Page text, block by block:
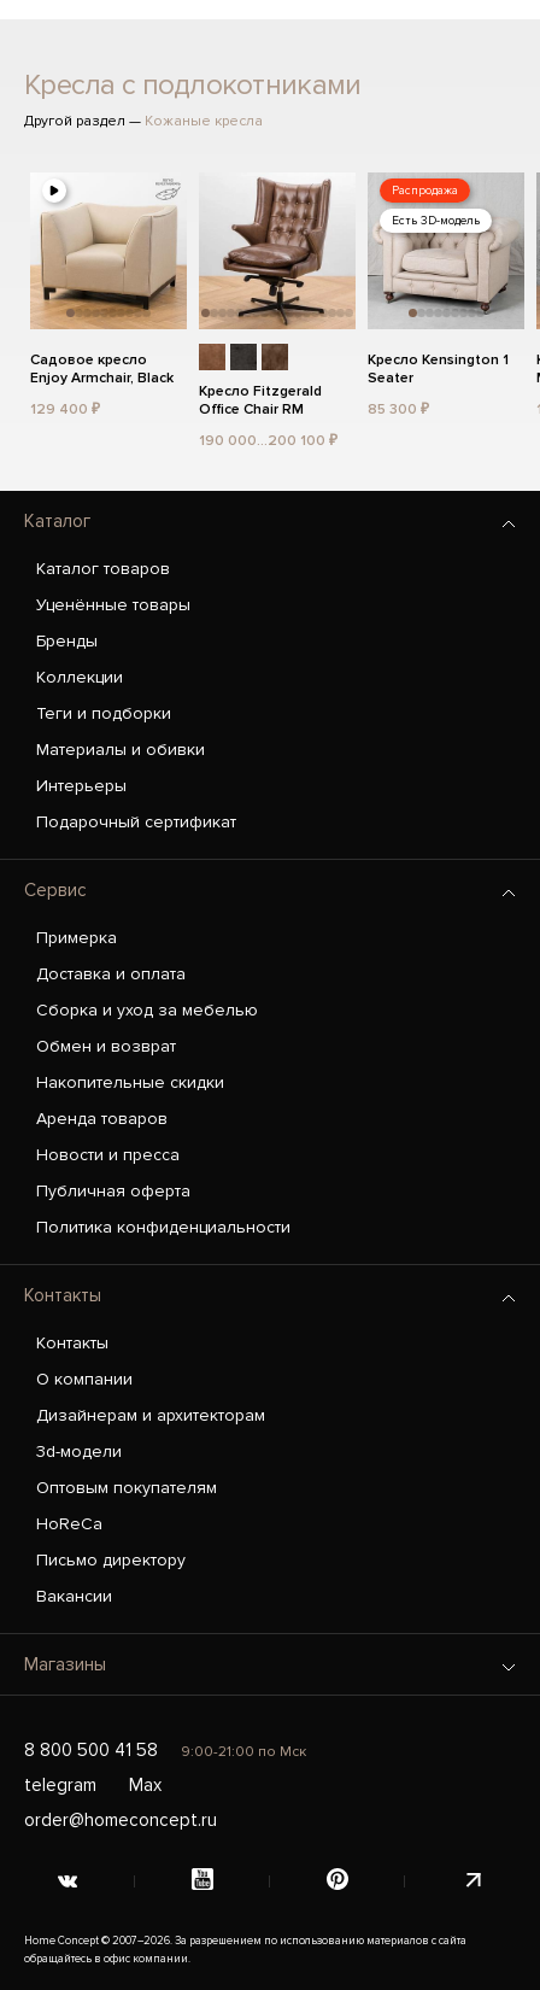
Кресла с подлокотниками
Другой раздел — Кожаные кресла
Садовое кресло
Enjoy Armchair, Black
129 400 ₽
Кресло Fitzgerald
Office Chair RM
190 000...200 100 ₽
Распродажа
Есть 3D-модель
Кресло Kensington 1
Seater
85 300 ₽
Каталог
Каталог товаров
Уценённые товары
Бренды
Коллекции
Теги и подборки
Материалы и обивки
Интерьеры
Подарочный сертификат
Сервис
Примерка
Доставка и оплата
Сборка и уход за мебелью
Обмен и возврат
Накопительные скидки
Аренда товаров
Новости и пресса
Публичная оферта
Политика конфиденциальности
Контакты
Контакты
О компании
Дизайнерам и архитекторам
3d-модели
Оптовым покупателям
HoReCa
Письмо директору
Вакансии
Магазины
8 800 500 41 58 9:00-21:00 по Мск
telegram
Max
order@homeconcept.ru
Home Concept © 2007–2026. За разрешением по использованию материалов с сайта
обращайтесь в офис компании.